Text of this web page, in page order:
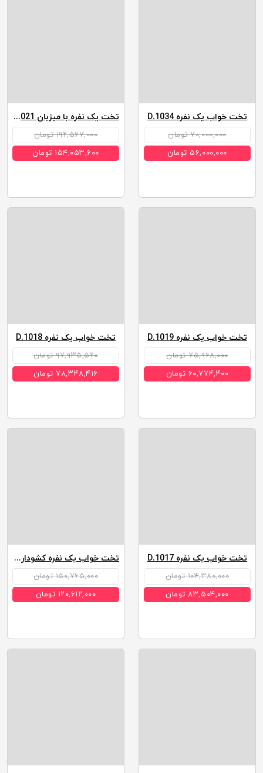
تخت خواب یک نفره کشودار برنا
۱۵۰,۷۶۵,۰۰۰ تومان
۱۲۰,۶۱۲,۰۰۰ تومان
تخت خواب یک نفره D.1017
۱۰۴,۳۸۰,۰۰۰ تومان
۸۳,۵۰۴,۰۰۰ تومان
تخت خواب یک نفره D.1018
۹۷,۹۳۵,۵۲۰ تومان
۷۸,۳۴۸,۴۱۶ تومان
تخت خواب یک نفره D.1019
۷۵,۹۶۸,۰۰۰ تومان
۶۰,۷۷۴,۴۰۰ تومان
تخت یک نفره با میزبان D.1021
۱۹۲,۵۶۷,۰۰۰ تومان
۱۵۴,۰۵۳,۶۰۰ تومان
تخت خواب یک نفره D.1034
۷۰,۰۰۰,۰۰۰ تومان
۵۶,۰۰۰,۰۰۰ تومان